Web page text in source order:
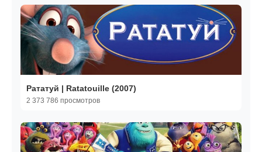
Рататуй | Ratatouille (2007)
2 373 786 просмотров